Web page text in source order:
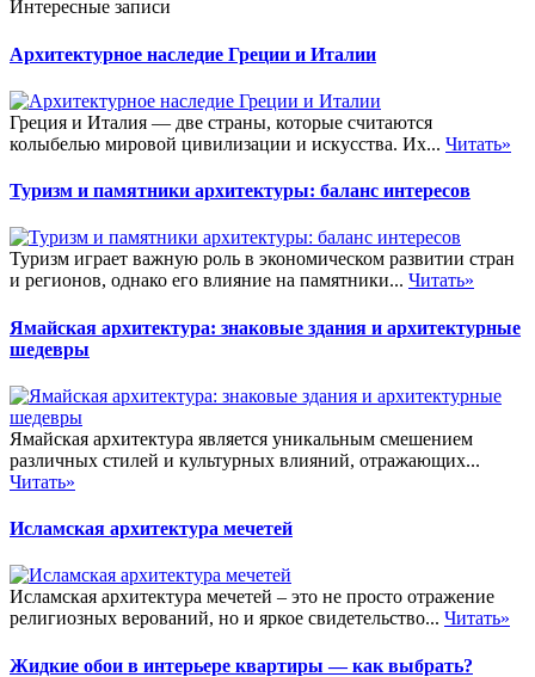
Интересные записи
Архитектурное наследие Греции и Италии
Греция и Италия — две страны, которые считаются
колыбелью мировой цивилизации и искусства. Их... Читать»
Туризм и памятники архитектуры: баланс интересов
Туризм играет важную роль в экономическом развитии стран
и регионов, однако его влияние на памятники... Читать»
Ямайская архитектура: знаковые здания и архитектурные
шедевры
Ямайская архитектура является уникальным смешением
различных стилей и культурных влияний, отражающих...
Читать»
Исламская архитектура мечетей
Исламская архитектура мечетей – это не просто отражение
религиозных верований, но и яркое свидетельство... Читать»
Жидкие обои в интерьере квартиры — как выбрать?